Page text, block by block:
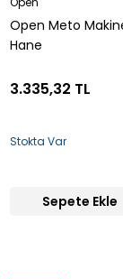
Open Meto
Hane
3.335,32 TL
Stokta Var
Sepete Ekle